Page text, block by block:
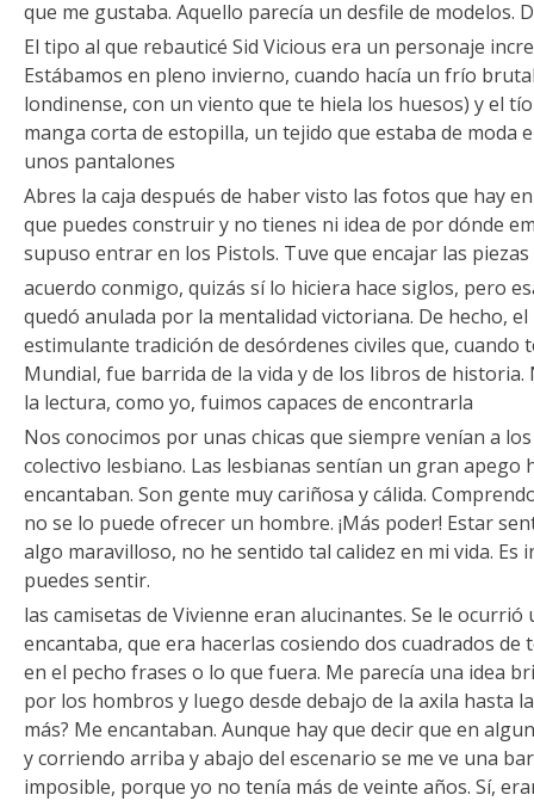
que me gustaba. Aquello parecía un desfile de modelos.
El tipo al que rebauticé Sid Vicious era un personaje
Estábamos en pleno invierno, cuando hacía un frío
londinense, con un viento que te hiela los huesos) y el
manga corta de estopilla, un tejido que estaba de moda
unos pantalones
Abres la caja después de haber visto las fotos que hay
que puedes construir y no tienes ni idea de por dónde
supuso entrar en los Pistols. Tuve que encajar las
acuerdo conmigo, quizás sí lo hiciera hace siglos, pero
quedó anulada por la mentalidad victoriana. De hecho,
estimulante tradición de desórdenes civiles que, cuando
Mundial, fue barrida de la vida y de los libros de
la lectura, como yo, fuimos capaces de encontrarla
Nos conocimos por unas chicas que siempre venían a
colectivo lesbiano. Las lesbianas sentían un gran apego
encantaban. Son gente muy cariñosa y cálida.
no se lo puede ofrecer un hombre. ¡Más poder! Estar
algo maravilloso, no he sentido tal calidez en mi vida. Es
puedes sentir.
las camisetas de Vivienne eran alucinantes. Se le ocurrió
encantaba, que era hacerlas cosiendo dos cuadrados
en el pecho frases o lo que fuera. Me parecía una idea
por los hombros y luego desde debajo de la axila hasta
más? Me encantaban. Aunque hay que decir que en
y corriendo arriba y abajo del escenario se me ve una
imposible, porque yo no tenía más de veinte años. Sí,